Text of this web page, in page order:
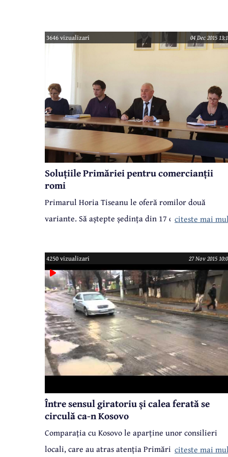
aștepte până pe 17 decembrie, pentru a se adresa
3646 vizualizari 04 Dec 2015
Soluțiile Primăriei pentru comercianții
romi
Primarul Horia Tiseanu le oferă romilor două
variante. Să aștepte ședința din 17 decembrie a
amplasamente pe care le poate pune Primăria la
dispoziția comercianților de vâsc, coronițe și
ornamente de Crăciun, pe Strada I.L.Caragiale. 13
amplasamente pe trotuar și șapte în bazar.
citeste mai
4250 vizualizari 27 Nov 2015
Între sensul giratoriu și calea ferată se
circulă ca-n Kosovo
Comparația cu Kosovo le aparține unor consilieri
locali, care au atras atenția Primăriei că Bulevardul
citeste mai